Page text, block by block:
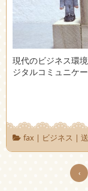
現代のビジネス環
ジタルコミュニケ
fax | ビジネス |
‹